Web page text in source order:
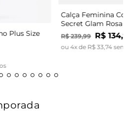
Plus Size
Calça Feminina
Secret Glam Rosa
R$ 239,99 R$ 134,
ou 4x de R$ 33,74sem